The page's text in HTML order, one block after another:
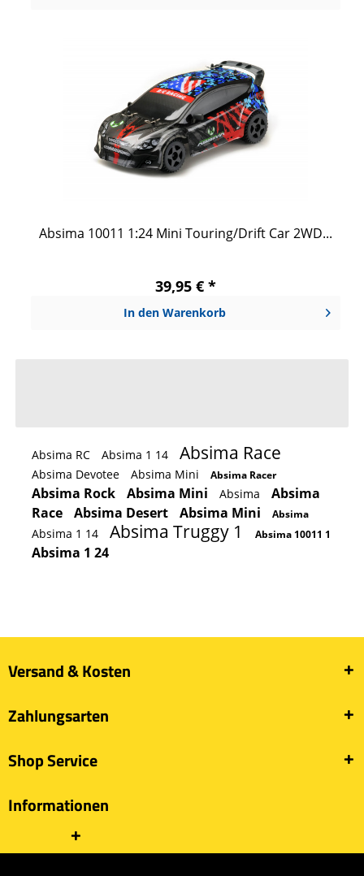
Absima 10011 1:24 Mini Touring/Drift Car 2WD...
39,95 € *
In den Warenkorb
Absima RC Absima 1 14 Absima Race
Absima Devotee Absima Mini Absima Racer
Absima Rock Absima Mini Absima
Absima
Race
Absima Desert Absima Mini Absima
Absima 1 14 Absima Truggy 1 Absima 10011 1
Absima 1 24
Versand & Kosten
Zahlungsarten
Shop Service
Informationen